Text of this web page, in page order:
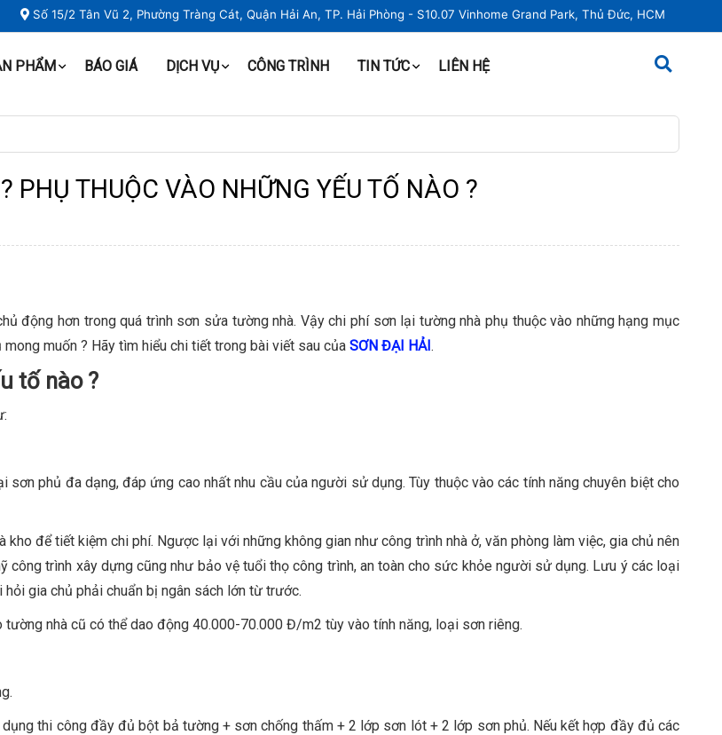
Số 15/2 Tân Vũ 2, Phường Tràng Cát, Quận Hải An, TP. Hải Phòng - S10.07 Vinhome Grand Park, Thủ Đức, HCM
PHẨM BÁO GIÁ DỊCH VỤ CÔNG TRÌNH TIN TỨC LIÊN HỆ
THUỘC VÀO NHỮNG YẾU TỐ NÀO ?
động hơn trong quá trình sơn sửa tường nhà. Vậy chi phí sơn lại tường nhà phụ thuộc vào những hạng mục
muốn ? Hãy tìm hiểu chi tiết trong bài viết sau của SƠN ĐẠI HẢI.
tố nào ?
phủ đa dạng, đáp ứng cao nhất nhu cầu của người sử dụng. Tùy thuộc vào các tính năng chuyên biệt cho
để tiết kiệm chi phí. Ngược lại với những không gian như công trình nhà ở, văn phòng làm việc, gia chủ nên
trình xây dựng cũng như bảo vệ tuổi thọ công trình, an toàn cho sức khỏe người sử dụng. Lưu ý các loại
gia chủ phải chuẩn bị ngân sách lớn từ trước.
nhà cũ có thể dao động 40.000-70.000 Đ/m2 tùy vào tính năng, loại sơn riêng.
thi công đầy đủ bột bả tường + sơn chống thấm + 2 lớp sơn lót + 2 lớp sơn phủ. Nếu kết hợp đầy đủ các